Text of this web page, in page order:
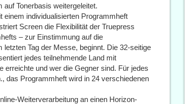
Tonerbasis weitergeleitet.
einem individualisierten Programmheft
Screen die Flexibilität der Truepress
– zur Einstimmung auf die
Tag der Messe, beginnt. Die 32-seitige
jedes teilnehmende Land mit
erreichte und wer die Gegner sind. Für jedes
das Programmheft wird in 24 verschiedenen
Weiterverarbeitung an einen Horizon-